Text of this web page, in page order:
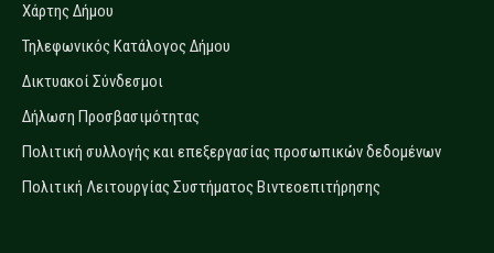
Χάρτης Δήμου
Τηλεφωνικός Κατάλογος Δήμου
Δικτυακοί Σύνδεσμοι
Δήλωση Προσβασιμότητας
Πολιτική συλλογής και επεξεργασίας προσωπικών δεδομένων
Πολιτική Λειτουργίας Συστήματος Βιντεοεπιτήρησης